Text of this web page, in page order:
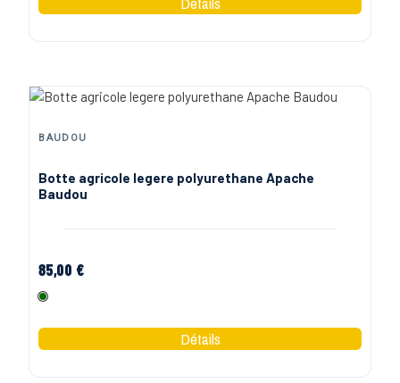
BAUDOU
Botte agricole legere polyurethane Apache
Baudou
85,00 €
Vert